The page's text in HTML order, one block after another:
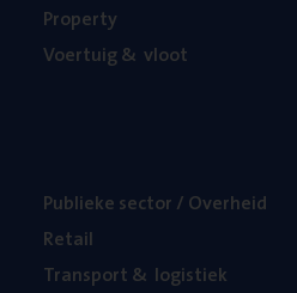
Pro­per­ty
Voer­tuig& vloot
Publie­ke sec­tor / Overheid
Retail
Trans­port& logistiek